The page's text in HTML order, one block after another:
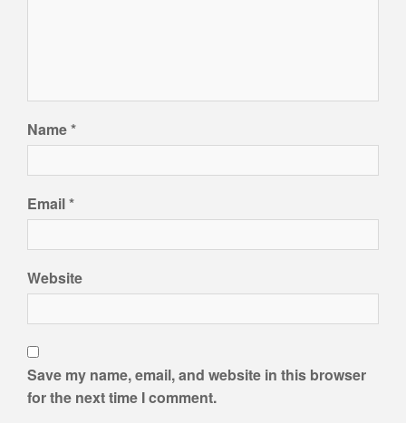
Name*
Email*
Website
Save my name, email, and website in this browser
for the next time I comment.